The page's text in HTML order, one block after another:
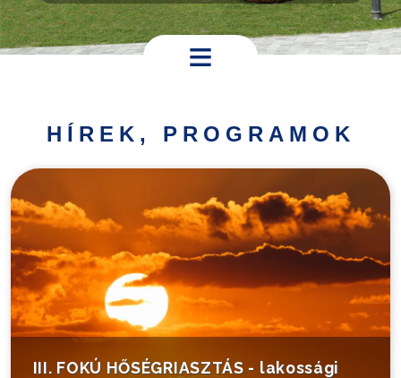
Települési
Turistáknak
Pályázatok
Választás
HÍREK, PROGRAMOK
III. FOKÚ HŐSÉGRIASZTÁS - lakossági